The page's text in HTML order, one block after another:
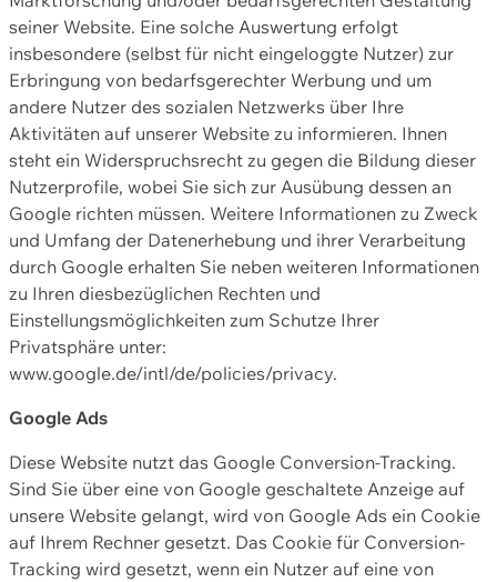
seiner Website. Eine solche Auswertung erfolgt
insbesondere (selbst für nicht eingeloggte Nutzer) zur
Erbringung von bedarfsgerechter Werbung und um
andere Nutzer des sozialen Netzwerks über Ihre
Aktivitäten auf unserer Website zu informieren. Ihnen
steht ein Widerspruchsrecht zu gegen die Bildung dieser
Nutzerprofile, wobei Sie sich zur Ausübung dessen an
Google richten müssen. Weitere Informationen zu Zweck
und Umfang der Datenerhebung und ihrer Verarbeitung
durch Google erhalten Sie neben weiteren Informationen
zu Ihren diesbezüglichen Rechten und
Einstellungsmöglichkeiten zum Schutze Ihrer
Privatsphäre unter:
www.google.de/intl/de/policies/privacy.
Google Ads
Diese Website nutzt das Google Conversion-Tracking.
Sind Sie über eine von Google geschaltete Anzeige auf
unsere Website gelangt, wird von Google Ads ein Cookie
auf Ihrem Rechner gesetzt. Das Cookie für Conversion-
Tracking wird gesetzt, wenn ein Nutzer auf eine von